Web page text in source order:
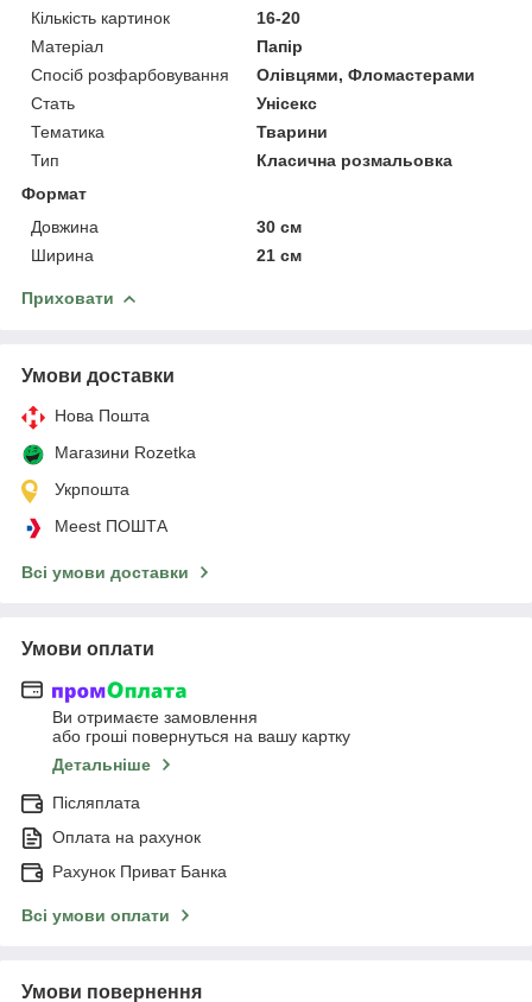
Кількість картинок
16-20
Матеріал
Папір
Спосіб розфарбовування
Олівцями, Фломастерами
Стать
Унісекс
Тематика
Тварини
Тип
Класична розмальовка
Формат
Довжина
30 см
Ширина
21 см
Приховати
Умови доставки
Нова Пошта
Магазини Rozetka
Укрпошта
Meest ПОШТА
Всі умови доставки
Умови оплати
Ви отримаєте замовлення
або гроші повернуться на вашу картку
Детальніше
Післяплата
Оплата на рахунок
Рахунок Приват Банка
Всі умови оплати
Умови повернення